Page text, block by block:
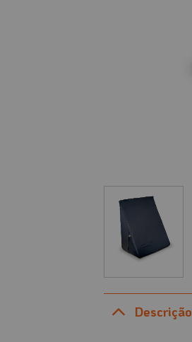
Descrição